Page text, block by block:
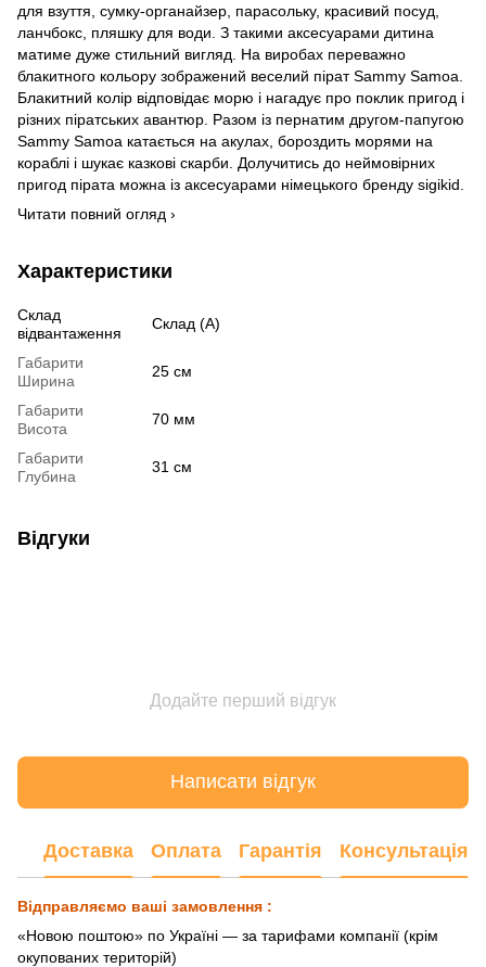
для взуття, сумку-органайзер, парасольку, красивий посуд,
ланчбокс, пляшку для води. З такими аксесуарами дитина
матиме дуже стильний вигляд. На виробах переважно
блакитного кольору зображений веселий пірат Sammy Samoa.
Блакитний колір відповідає морю і нагадує про поклик пригод і
різних піратських авантюр. Разом із пернатим другом-папугою
Sammy Samoa катається на акулах, бороздить морями на
кораблі і шукає казкові скарби. Долучитись до неймовірних
пригод пірата можна із аксесуарами німецького бренду sigikid.
Читати повний огляд ›
Характеристики
Склад
відвантаження
Склад (А)
Габарити
Ширина
25 см
Габарити
Висота
70 мм
Габарити
Глубина
31 см
Відгуки
Додайте перший відгук
Написати відгук
Доставка Оплата Гарантія Консультація
Відправляємо ваші замовлення :
«Новою поштою» по Україні — за тарифами компанії (крім
окупованих територій)